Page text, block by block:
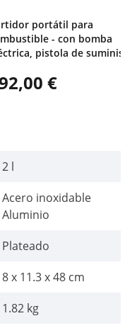
portátil para
- con bomba
pistola de
€
2 l
Acero inoxidable
Aluminio
Plateado
8 x 11.3 x 48 cm
1.82 kg